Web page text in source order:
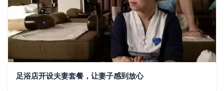
足浴店开设夫妻套餐，让妻子感到放心